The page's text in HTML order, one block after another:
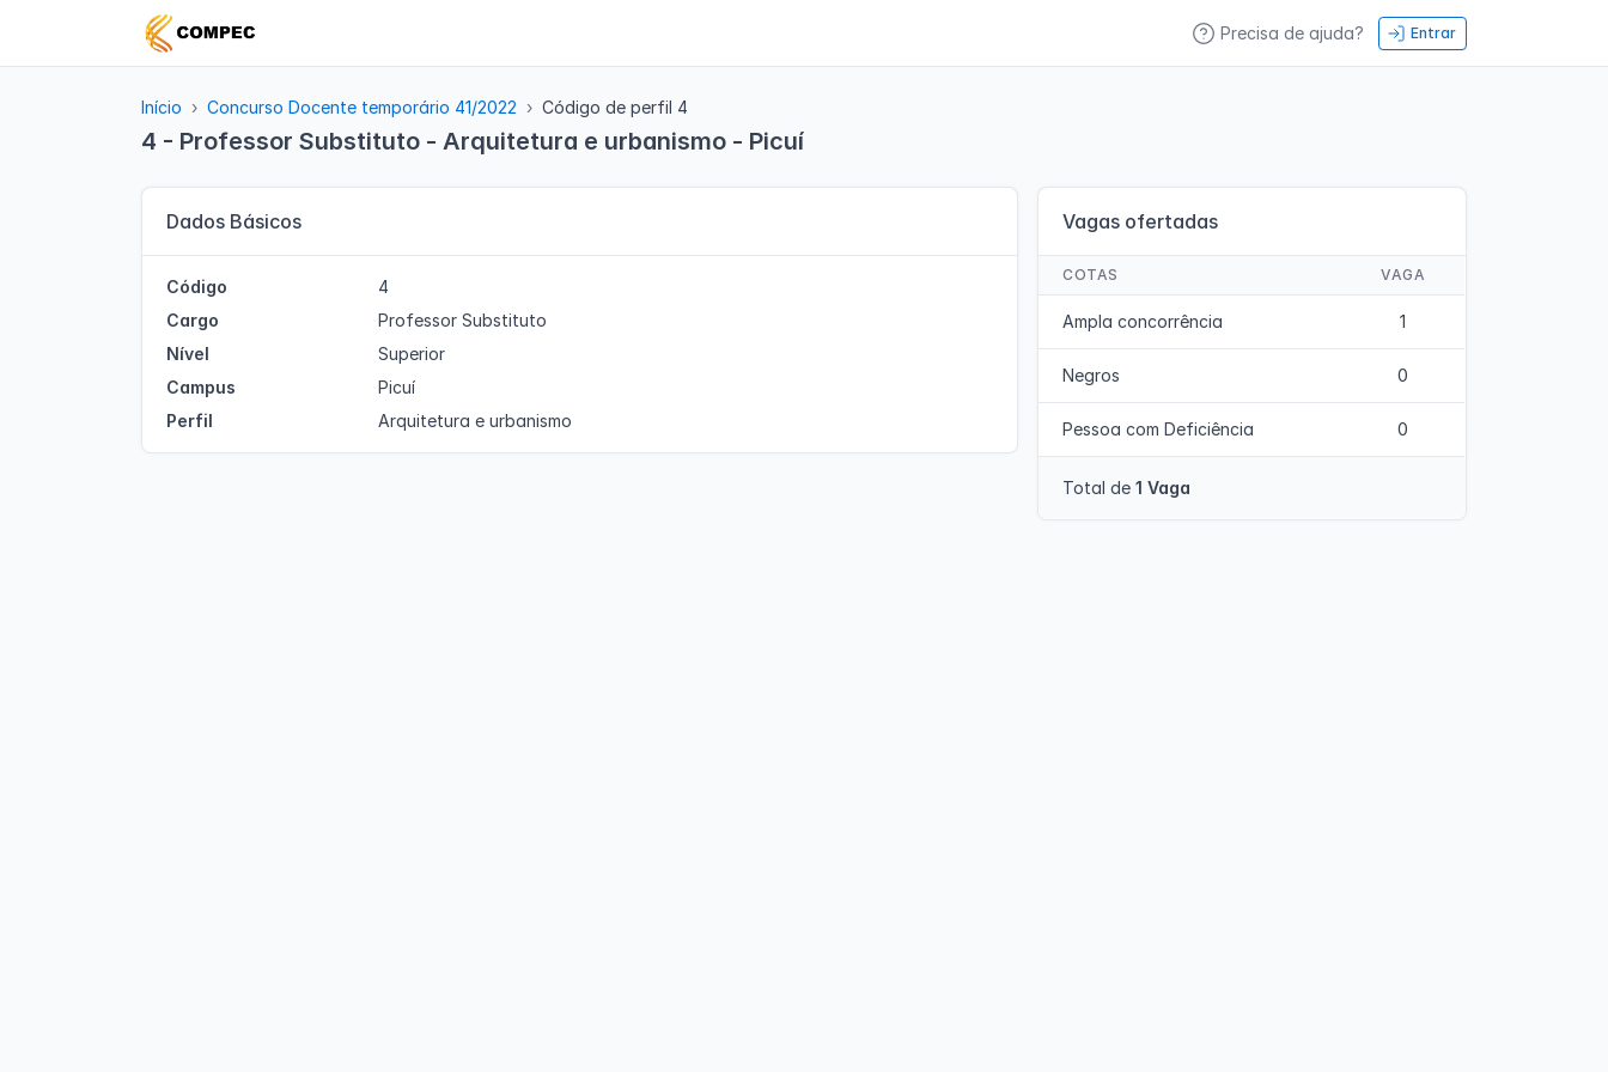
Entrar
Precisa de ajuda?
Início Concurso Docente temporário 41/2022 Código de perfil 4
4 - Professor Substituto - Arquitetura e urbanismo - Picuí
Dados Básicos
Código
4
Cargo
Professor Substituto
Nível
Superior
Campus
Picuí
Perfil
Arquitetura e urbanismo
Vagas ofertadas
COTAS VAGA
Ampla concorrência 1
Negros 0
Pessoa com Deficiência 0
Total de1 Vaga